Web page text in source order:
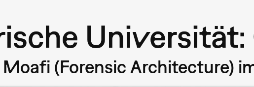
Moafi (Forensic Architecture)